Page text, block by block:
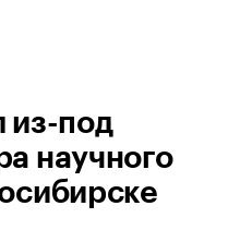
из-под
научного